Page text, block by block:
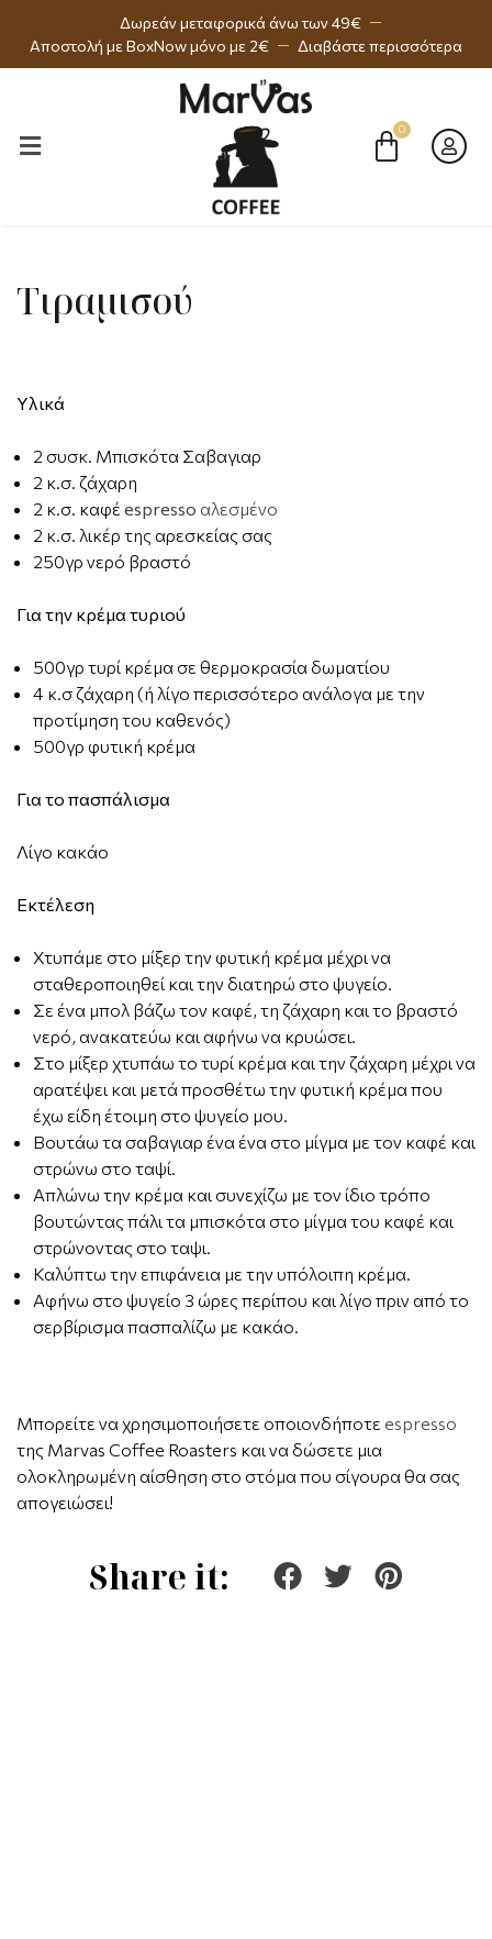
Δωρεάν μεταφορικά άνω των 49€
Αποστολή με BoxNow μόνο με 2€
Διαβάστε περισσότερα
Τιραμισού
Υλικά
2 συσκ. Μπισκότα Σαβαγιαρ
2 κ.σ. ζάχαρη
2 κ.σ. καφέ espresso αλεσμένο
2 κ.σ. λικέρ της αρεσκείας σας
250γρ νερό βραστό
Για την κρέμα τυριού
500γρ τυρί κρέμα σε θερμοκρασία δωματίου
4 κ.σ ζάχαρη (ή λίγο περισσότερο ανάλογα με την
προτίμηση του καθενός)
500γρ φυτική κρέμα
Για το πασπάλισμα
Λίγο κακάο
Εκτέλεση
Χτυπάμε στο μίξερ την φυτική κρέμα μέχρι να
σταθεροποιηθεί και την διατηρώ στο ψυγείο.
Σε ένα μπολ βάζω τον καφέ, τη ζάχαρη και το βραστό
νερό, ανακατεύω και αφήνω να κρυώσει.
Στο μίξερ χτυπάω το τυρί κρέμα και την ζάχαρη μέχρι να
αρατέψει και μετά προσθέτω την φυτική κρέμα που
έχω είδη έτοιμη στο ψυγείο μου.
Βουτάω τα σαβαγιαρ ένα ένα στο μίγμα με τον καφέ και
στρώνω στο ταψί.
Απλώνω την κρέμα και συνεχίζω με τον ίδιο τρόπο
βουτώντας πάλι τα μπισκότα στο μίγμα του καφέ και
στρώνοντας στο ταψι.
Καλύπτω την επιφάνεια με την υπόλοιπη κρέμα.
Αφήνω στο ψυγείο 3 ώρες περίπου και λίγο πριν από το
σερβίρισμα πασπαλίζω με κακάο.
Μπορείτε να χρησιμοποιήσετε οποιονδήποτε espresso
της Marvas Coffee Roasters και να δώσετε μια
ολοκληρωμένη αίσθηση στο στόμα που σίγουρα θα σας
απογειώσει!
Share it: